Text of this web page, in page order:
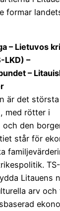
formar
– Lietuvos
LKD) –
–
är det
med rötter i
den
står för
Litauens
arv och